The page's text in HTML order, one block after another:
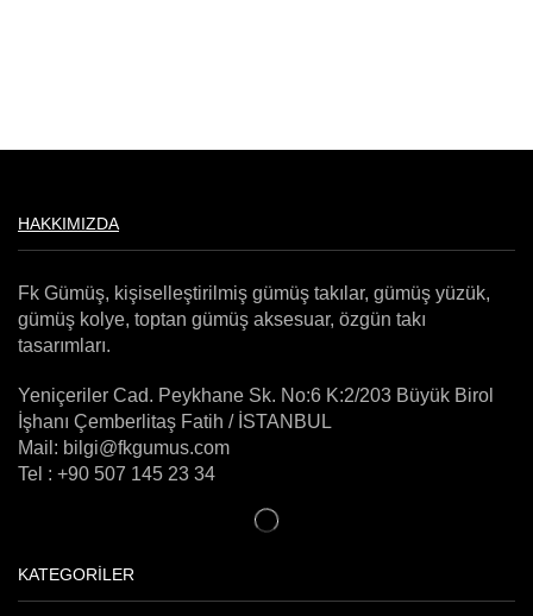
HAKKIMIZDA
Fk Gümüş, kişiselleştirilmiş gümüş takılar, gümüş yüzük,
gümüş kolye, toptan gümüş aksesuar, özgün takı
tasarımları.
Yeniçeriler Cad. Peykhane Sk. No:6 K:2/203 Büyük Birol
İşhanı Çemberlitaş Fatih / İSTANBUL
Mail: bilgi@fkgumus.com
Tel : +90 507 145 23 34
KATEGORİLER